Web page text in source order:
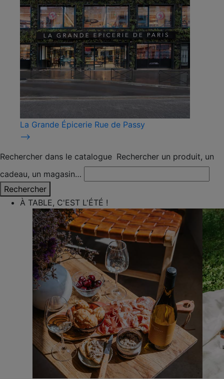
La Grande Épicerie Rue de Passy
⟶
Rechercher dans le catalogue Rechercher un produit, un
cadeau, un magasin…
Rechercher
À TABLE, C'EST L'ÉTÉ !